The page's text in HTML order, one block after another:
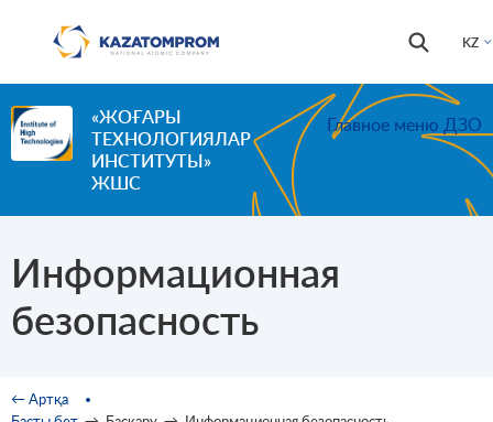
KZ
Іздестіру
«ЖОҒАРЫ
ТЕХНОЛОГИЯЛАР
ИНСТИТУТЫ»
ЖШС
Главное меню ДЗО
Информационная
безопасность
You are here
← Артқа